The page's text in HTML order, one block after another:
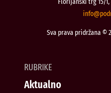
@ofni
Sva prava pridržana ©
RUBRIKE
Aktualno